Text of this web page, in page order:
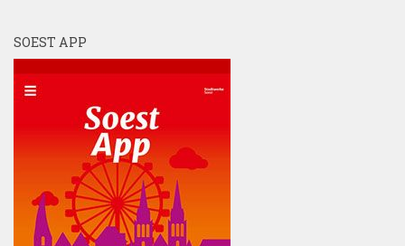
SOEST APP